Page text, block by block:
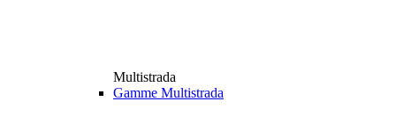
Multistrada
Gamme Multistrada